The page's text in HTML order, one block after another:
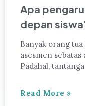
Apa
depan
Banyak orang
asesmen
Padahal,
Read More »